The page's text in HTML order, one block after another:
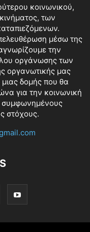
κοινωνικού,
των
μέσω της
την
οργάνωσης των
οργανωτικής μας
μιας δομής που θα
για την κοινωνική
συμφωνημένους
στόχους.